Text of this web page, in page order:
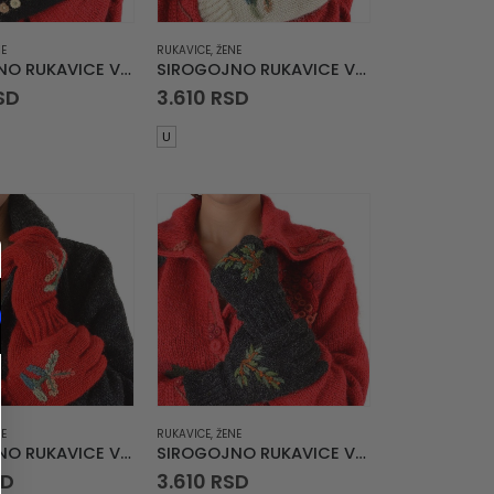
SIROGOJNO RUKAVICE Vez Cveće u Nizu Crne
RUKAVICE,ŽENE
SIROGOJNO RUKAVICE Vez Pejzaž Kuća u Planini Bele
3.610 RSD
U
SIROGOJNO RUKAVICE Vez Pejzaž Kuća u Planini Crven
RUKAVICE,ŽENE
SIROGOJNO RUKAVICE Vez Pejzaž Šumska Idila Crne
3.610 RSD